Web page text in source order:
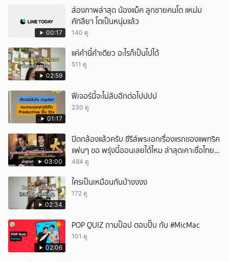
00:17
ส่องภาพล่าสุด น้องแม็ค ลูกชายคนโต แหม่ม
คัทลียา โตเป็นหนุ่มแล้ว
140 ดู
02:59
แค่คำนี้คำเดียว อะไรก็เป็นไปได้
511 ดู
01:17
ฟีเจอร์นี้จะไม่ลับอีกต่อไปปปป
230 ดู
03:00
ปิดกล้องแล้วครับ ซีรีส์พระเอกเรื่องแรกของแพทริค
แฟนๆ ขอ พรุ่งนี้ออนเลยได้ไหม ล่าสุดเคาะชื่อไทย
แล้ว
484 ดู
02:34
ใครเป็นเหมือนกันบ้างงงง
172 ดู
02:06
POP QUIZ ถามป็อป ตอบปั๊บ กับ #MicMac
101 ดู